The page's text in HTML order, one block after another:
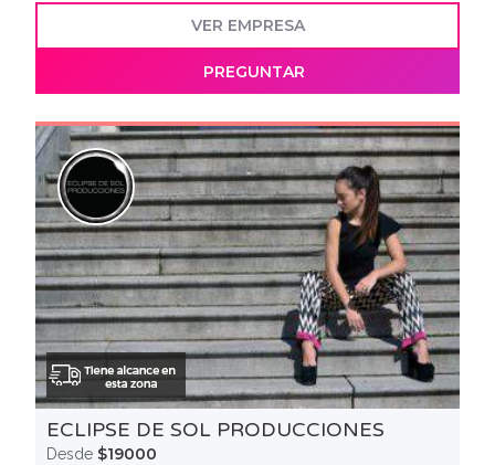
VER EMPRESA
PREGUNTAR
ECLIPSE DE SOL PRODUCCIONES
Desde $19000